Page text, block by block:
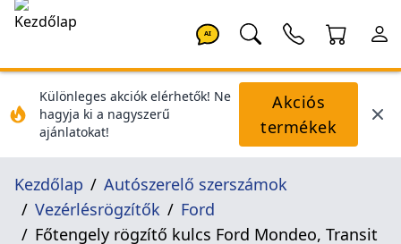
AI
Különleges akciók elérhetők! Ne
hagyja ki a nagyszerű
ajánlatokat!
Akciós
termékek
Kezdőlap
Autószerelő szerszámok
Vezérlésrögzítők
Ford
Főtengely rögzítő kulcs Ford Mondeo, Transit